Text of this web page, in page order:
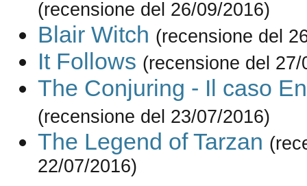
(recensione del 26/09/2016)
Blair Witch (recensione del
It Follows (recensione del 27/
The Conjuring - Il caso
(recensione del 23/07/2016)
The Legend of Tarzan
22/07/2016)